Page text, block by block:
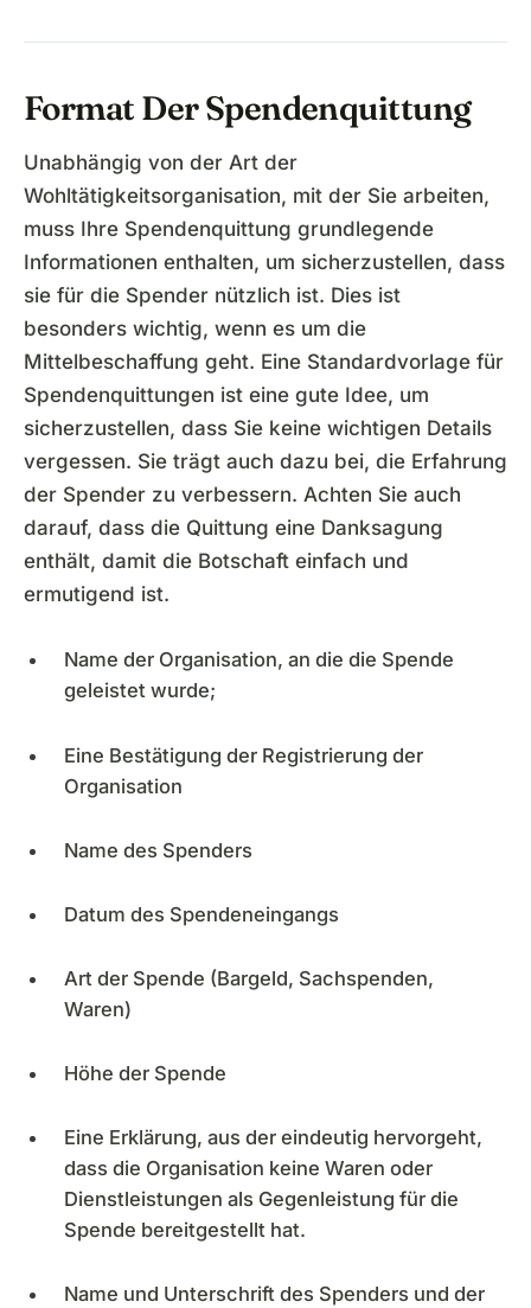
Format Der Spendenquittung
Unabhängig von der Art der
Wohltätigkeitsorganisation, mit der Sie arbeiten,
muss Ihre Spendenquittung grundlegende
Informationen enthalten, um sicherzustellen, dass
sie für die Spender nützlich ist. Dies ist
besonders wichtig, wenn es um die
Mittelbeschaffung geht. Eine Standardvorlage für
Spendenquittungen ist eine gute Idee, um
sicherzustellen, dass Sie keine wichtigen Details
vergessen. Sie trägt auch dazu bei, die Erfahrung
der Spender zu verbessern. Achten Sie auch
darauf, dass die Quittung eine Danksagung
enthält, damit die Botschaft einfach und
ermutigend ist.
Name der Organisation, an die die Spende
geleistet wurde;
Eine Bestätigung der Registrierung der
Organisation
Name des Spenders
Datum des Spendeneingangs
Art der Spende (Bargeld, Sachspenden,
Waren)
Höhe der Spende
Eine Erklärung, aus der eindeutig hervorgeht,
dass die Organisation keine Waren oder
Dienstleistungen als Gegenleistung für die
Spende bereitgestellt hat.
Name und Unterschrift des Spenders und der